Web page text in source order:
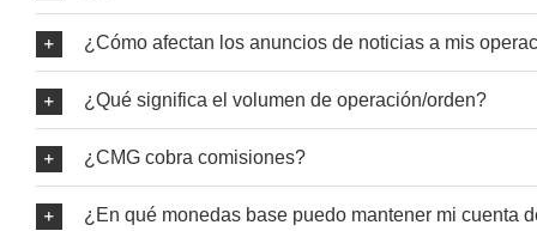
¿Cómo afectan los anuncios de noticias a mis
¿Qué significa el volumen de operación/orden?
¿CMG cobra comisiones?
¿En qué monedas base puedo mantener mi cuenta